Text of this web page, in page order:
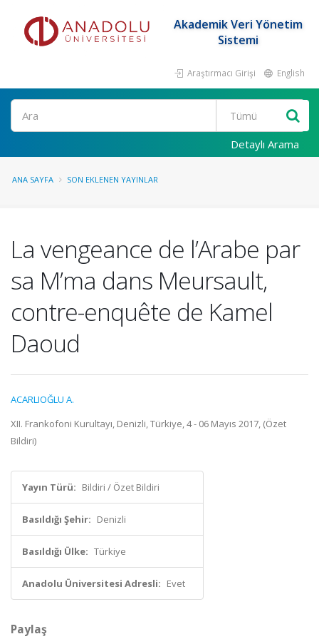
Akademik Veri Yönetim
Sistemi
Araştırmacı Girişi English
Ara
Detaylı Arama
ANA SAYFA SON EKLENEN YAYINLAR
La vengeance de l’Arabe par
sa M’ma dans Meursault,
contre-enquête de Kamel
Daoud
ACARLIOĞLU A.
XII. Frankofoni Kurultayı, Denizli, Türkiye, 4 - 06 Mayıs 2017, (Özet
Bildiri)
Yayın Türü: Bildiri / Özet Bildiri
Basıldığı Şehir: Denizli
Basıldığı Ülke: Türkiye
Anadolu Üniversitesi Adresli: Evet
Paylaş